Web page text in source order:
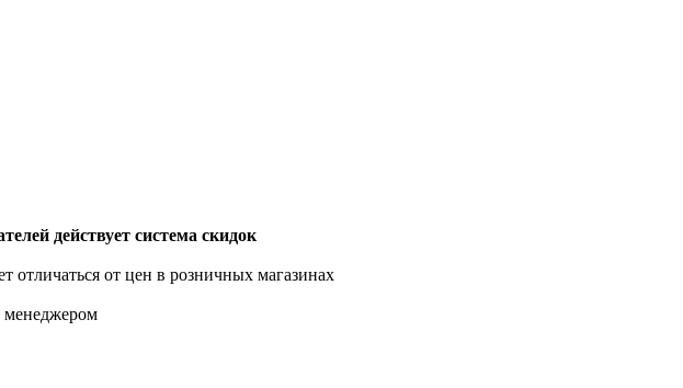
действует система скидок
отличаться от цен в розничных магазинах
менеджером